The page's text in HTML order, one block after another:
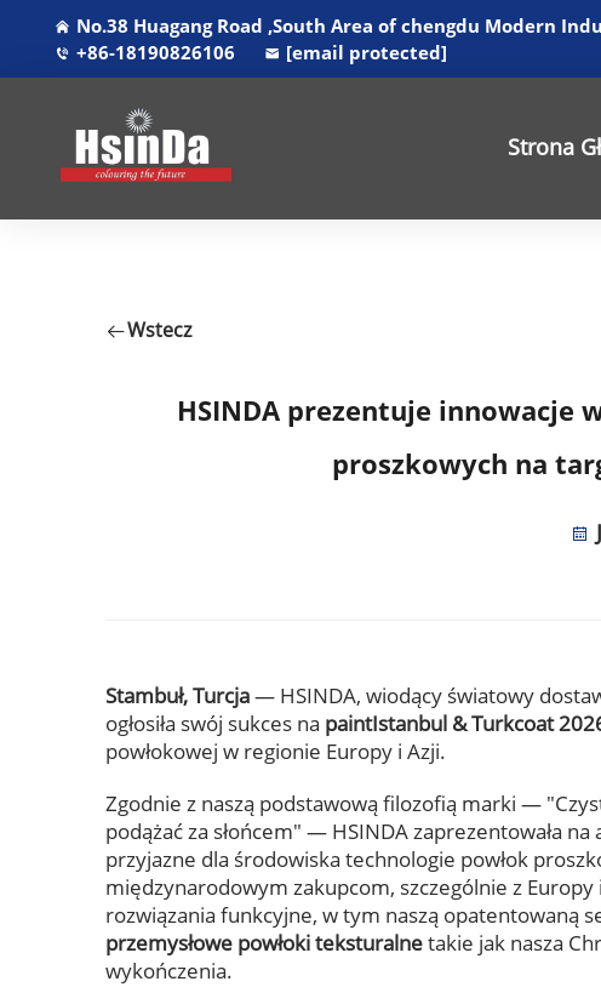
No.38 Huagang Road ,South Area of chengdu Modern
+86-18190826106
[email protected]
Strona
Wstecz
HSINDA prezentuje innowacje
proszkowych na
Stambuł, Turcja— HSINDA, wiodący światowy
ogłosiła swój sukces na paintIstanbul & Turkcoat
powłokowej w regionie Europy i Azji.
Zgodnie z naszą podstawową filozofią marki —
podążać za słońcem" — HSINDA zaprezentowała
przyjazne dla środowiska technologie powłok
międzynarodowym zakupcom, szczególnie z
rozwiązania funkcyjne, w tym naszą opatentowaną
przemysłowe powłoki teksturalnetakie jak nasza
wykończenia.